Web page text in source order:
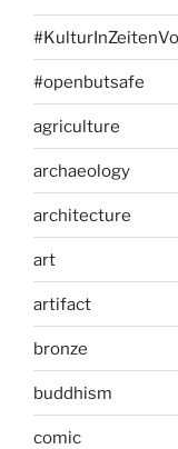
#openbutsafe
agriculture
archaeology
architecture
art
artifact
bronze
buddhism
comic